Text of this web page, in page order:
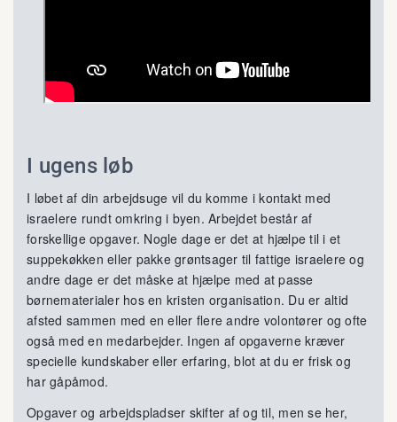
I ugens løb
I løbet af din arbejdsuge vil du komme i kontakt med
israelere rundt omkring i byen. Arbejdet består af
forskellige opgaver. Nogle dage er det at hjælpe til i et
suppekøkken eller pakke grøntsager til fattige israelere og
andre dage er det måske at hjælpe med at passe
børnematerialer hos en kristen organisation. Du er altid
afsted sammen med en eller flere andre volontører og ofte
også med en medarbejder. Ingen af opgaverne kræver
specielle kundskaber eller erfaring, blot at du er frisk og
har gåpåmod.
Opgaver og arbejdspladser skifter af og til, men se her,